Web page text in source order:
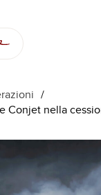
/
Conjet nella